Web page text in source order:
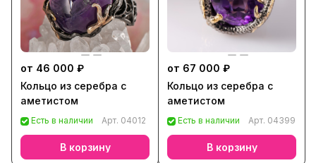
от 46 000 ₽
Кольцо из серебра с
аметистом
Есть в наличии Арт. 04012
В корзину
от 67 000 ₽
Кольцо из серебра с
аметистом
Есть в наличии Арт. 04399
В корзину